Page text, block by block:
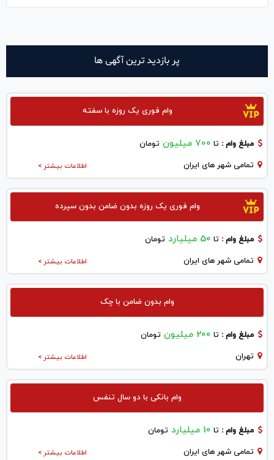
پر بازدید ترین آگهی ها
وام فوری یک روزه با سفته
مبلغ وام : تا 700 میلیون تومان
اطلاعات بیشتر > تمامی شهر های ایران
وام فوری یک روزه بدون ضامن بدون سپرده
مبلغ وام : تا 50 میلیارد تومان
اطلاعات بیشتر > تمامی شهر های ایران
وام بدون ضامن با چک
مبلغ وام : تا 200 میلیون تومان
اطلاعات بیشتر > تهران
وام بانکی با دو سال تنفس
مبلغ وام : تا 10 میلیارد تومان
اطلاعات بیشتر > تمامی شهر های ایران